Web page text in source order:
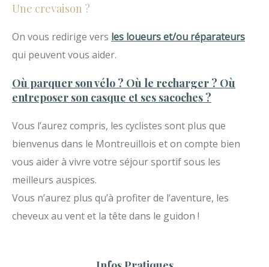
Une crevaison ?
On vous redirige vers les loueurs et/ou réparateurs
qui peuvent vous aider.
Où parquer son vélo ? Où le recharger ? Où
entreposer son casque et ses sacoches ?
Vous l’aurez compris, les cyclistes sont plus que
bienvenus dans le Montreuillois et on compte bien
vous aider à vivre votre séjour sportif sous les
meilleurs auspices.
Vous n’aurez plus qu’à profiter de l’aventure, les
cheveux au vent et la tête dans le guidon !